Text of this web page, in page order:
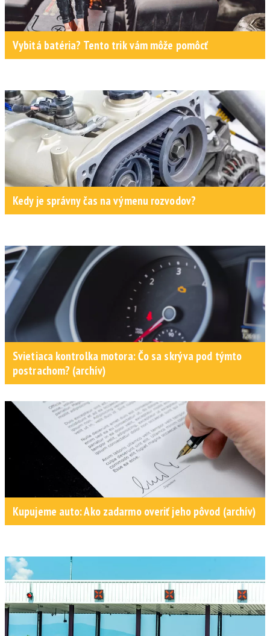
Vybitá batéria? Tento trik vám môže pomôcť
Kedy je správny čas na výmenu rozvodov?
Svietiaca kontrolka motora: Čo sa skrýva pod týmto
postrachom? (archív)
Kupujeme auto: Ako zadarmo overiť jeho pôvod (archív)